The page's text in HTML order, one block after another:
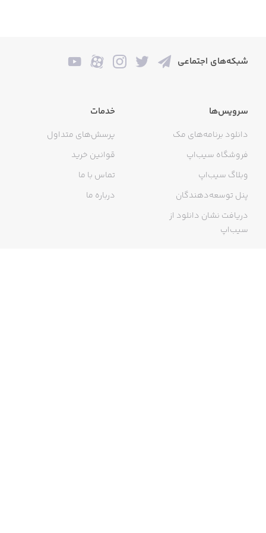
شبکه‌های اجتماعی
سرویس‌ها
دانلود برنامه‌های مک
فروشگاه سیب‌اپ
وبلاگ سیب‌اپ
پنل توسعه‌دهندگان
دریافت نشان دانلود از
سیب‌اپ
خدمات
پرسش‌های متداول
قوانین خرید
تماس با ما
درباره ما